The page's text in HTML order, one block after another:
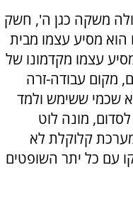
משקה כגן ה', חשק
מסיע עצמו מבית
עצמו מקדמונו של
מקום עבודה-זרה
שכמי ששימש ולמד
מונה לוט
קלוקלת לא
עם כל יתר השופטים